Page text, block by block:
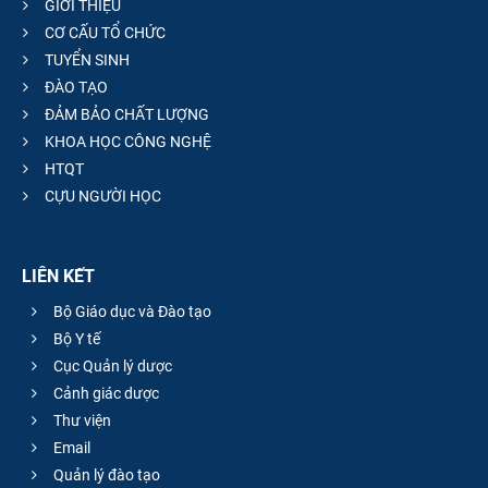
GIỚI THIỆU
CƠ CẤU TỔ CHỨC
TUYỂN SINH
ĐÀO TẠO
ĐẢM BẢO CHẤT LƯỢNG
KHOA HỌC CÔNG NGHỆ
HTQT
CỰU NGƯỜI HỌC
LIÊN KẾT
Bộ Giáo dục và Đào tạo
Bộ Y tế
Cục Quản lý dược
Cảnh giác dược
Thư viện
Email
Quản lý đào tạo